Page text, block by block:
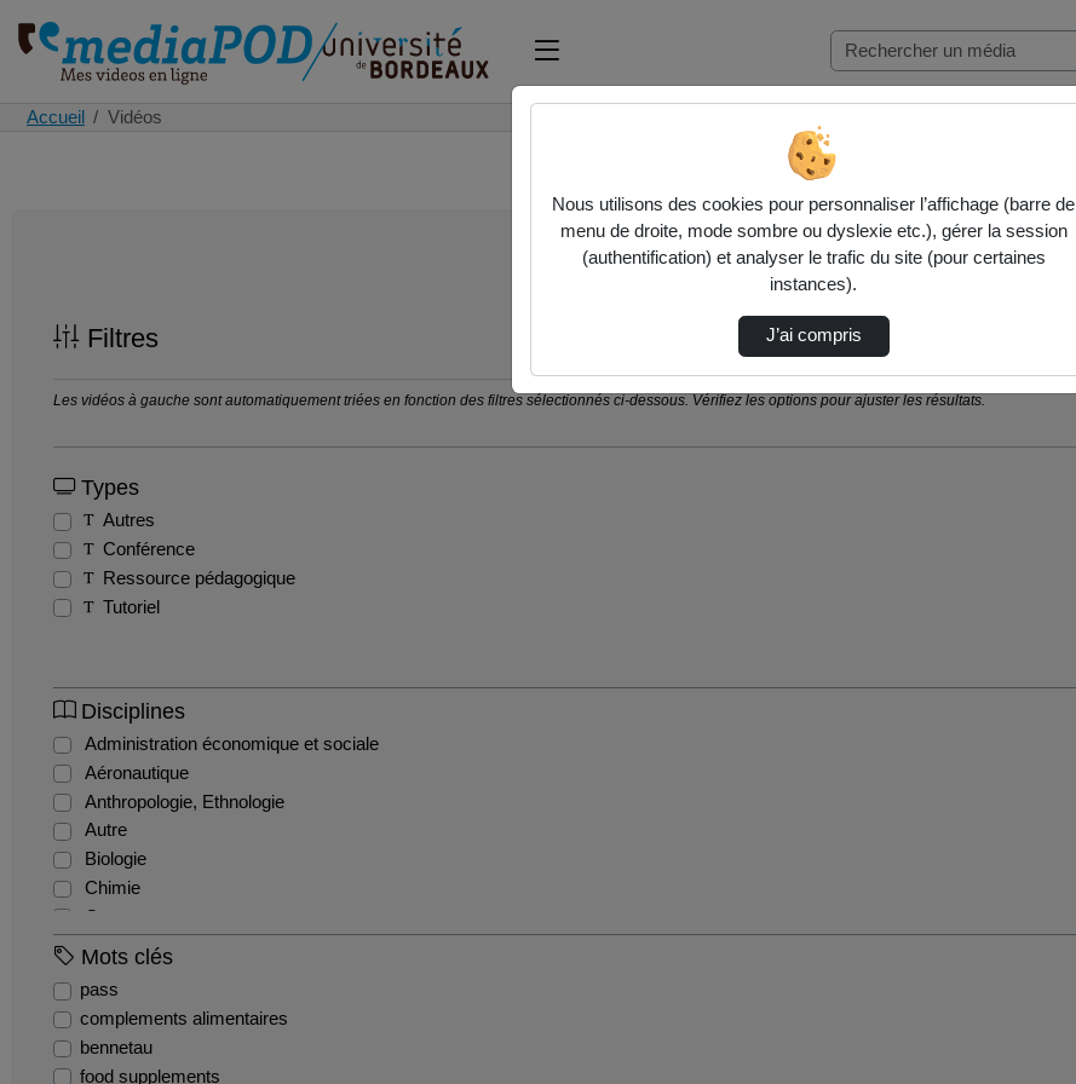
Accueil Vidéos
Filtres
Les vidéos à gauche sont automatiquement triées en fonction des filtres sélectionnés ci-dessous. Vérifiez les options pour ajuster les résultats.
Types
Autres
Conférence
Ressource pédagogique
Tutoriel
Disciplines
Administration économique et sociale
Aéronautique
Anthropologie, Ethnologie
Autre
Biologie
Chimie
Commerce
Comptabilité et gestion financière
Droit civil
Droit constitutionnel
Mots clés
pass
complements alimentaires
bennetau
food supplements
Nous utilisons des cookies pour personnaliser l’affichage (barre de
menu de droite, mode sombre ou dyslexie etc.), gérer la session
(authentification) et analyser le trafic du site (pour certaines
instances).
J’ai compris